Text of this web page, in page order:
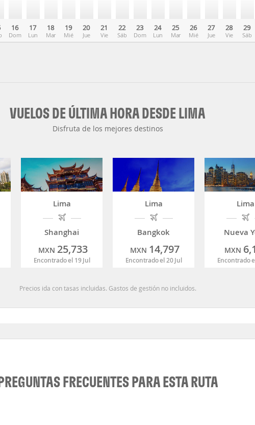
16
Dom
17
Lun
18
Mar
19
Mié
20
Jue
21
Vie
22
Sáb
23
Dom
24
Lun
25
Mar
26
Mié
27
Jue
28
Vie
29
Sáb
VUELOS DE ÚLTIMA HORA DESDE LIMA
Disfruta de los mejores destinos
Lima
Shanghai
MXN 25,733
Encontrado el 19 Jul
Lima
Bangkok
MXN 14,797
Encontrado el 20 Jul
Lima
Nueva
MXN
Encontrado
Precios ida con tasas incluidas. Gastos de gestión no incluidos.
FRECUENTES PARA ESTA RUTA